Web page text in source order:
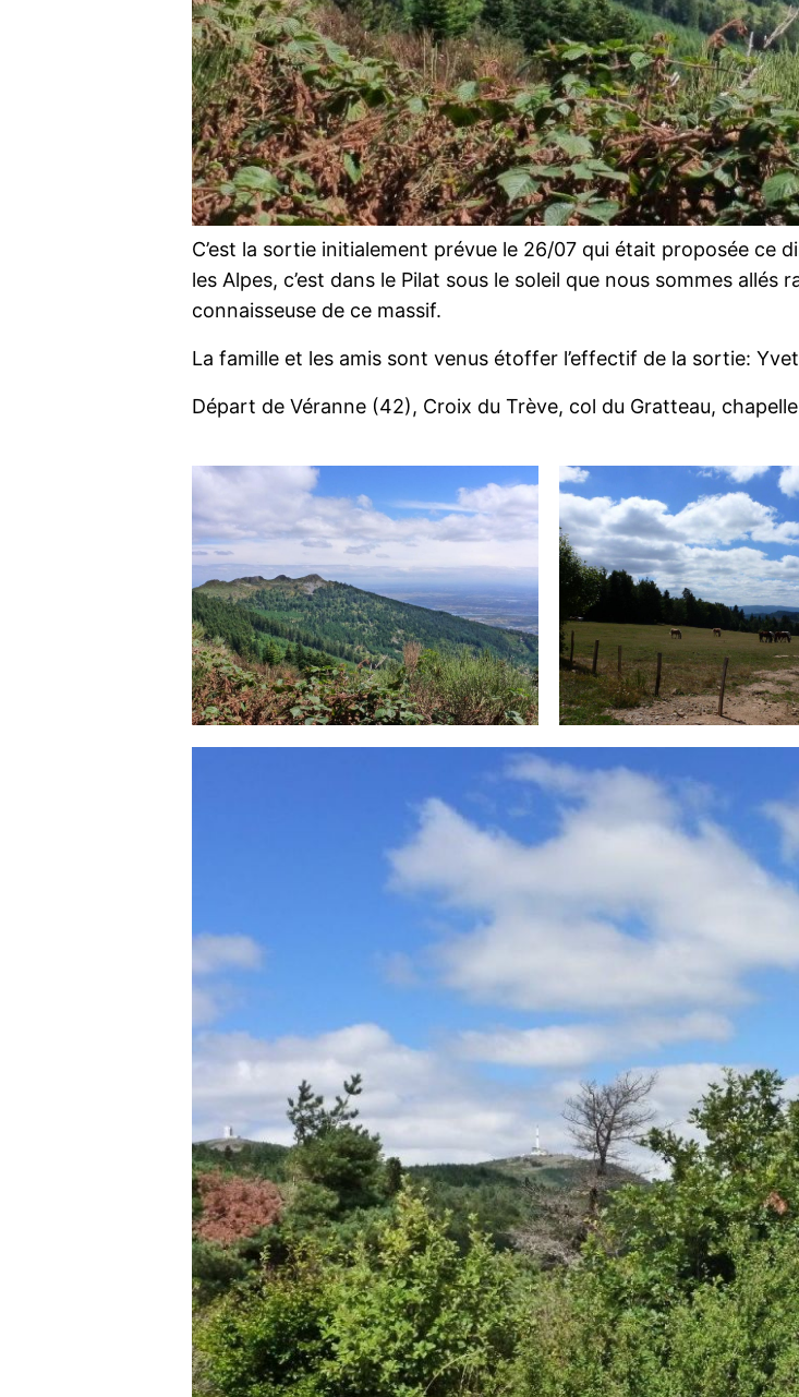
C’est la sortie initialement prévue le 26/07 qui était proposée ce
les Alpes, c’est dans le Pilat sous le soleil que nous sommes
connaisseuse de ce massif.
La famille et les amis sont venus étoffer l’effectif de la sortie:
Départ de Véranne (42), Croix du Trève, col du Gratteau,